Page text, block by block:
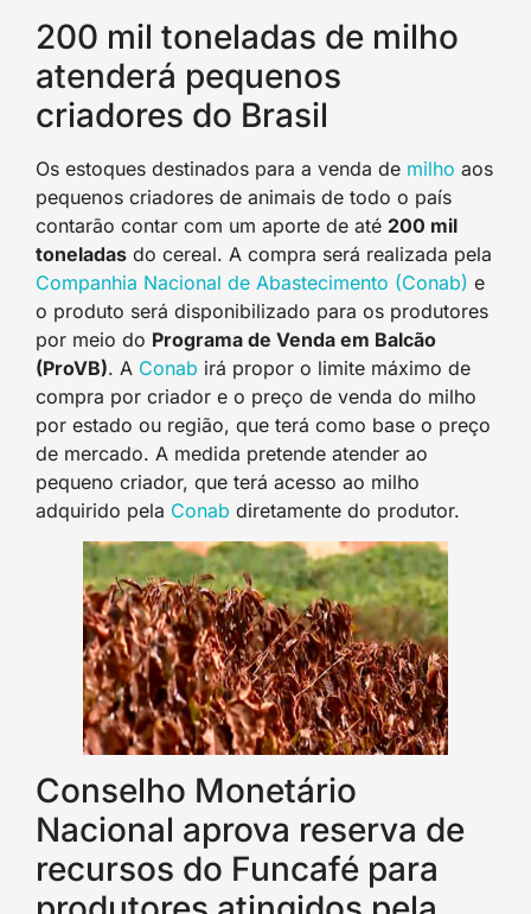
200 mil toneladas de milho
atenderá pequenos
criadores do Brasil
Os estoques destinados para a venda de milho aos
pequenos criadores de animais de todo o país
contarão contar com um aporte de até 200 mil
toneladas do cereal. A compra será realizada pela
Companhia Nacional de Abastecimento (Conab) e
o produto será disponibilizado para os produtores
por meio do Programa de Venda em Balcão
(ProVB). A Conab irá propor o limite máximo de
compra por criador e o preço de venda do milho
por estado ou região, que terá como base o preço
de mercado. A medida pretende atender ao
pequeno criador, que terá acesso ao milho
adquirido pela Conab diretamente do produtor.
Conselho Monetário
Nacional aprova reserva de
recursos do Funcafé para